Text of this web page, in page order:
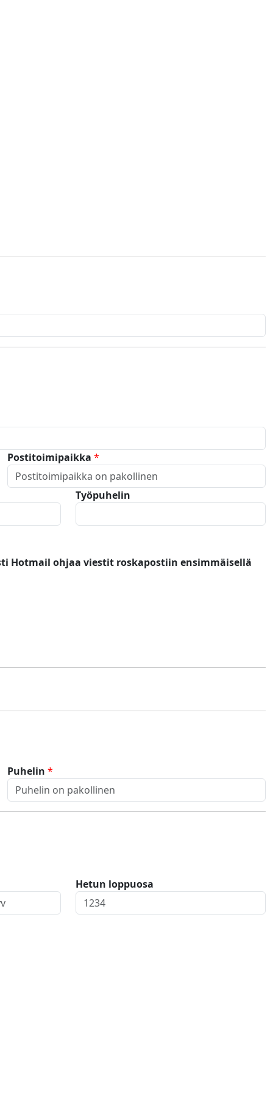
Postitoimipaikka *
Työpuhelin
Hotmail ohjaa viestit roskapostiin ensimmäisellä
Puhelin *
Hetun loppuosa